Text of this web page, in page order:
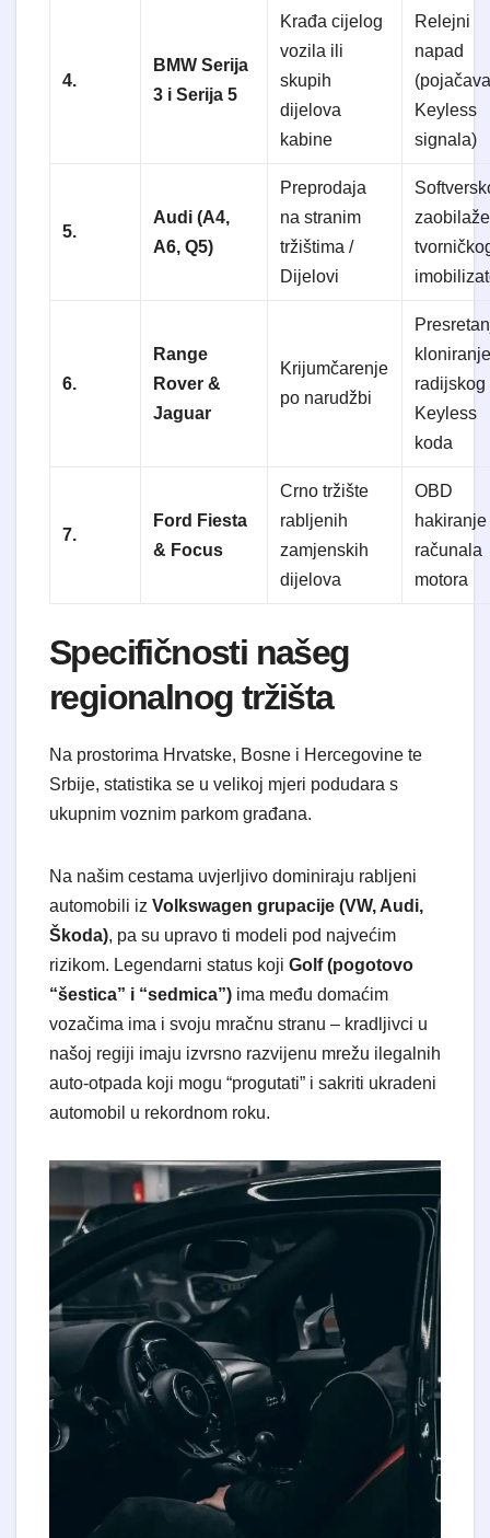
4.
BMW Serija
3 i Serija 5
Krađa cijelog
vozila ili
skupih
dijelova
kabine
Relejni
napad
Keyless
signala)
5.
Audi (A4,
A6, Q5)
Preprodaja
na stranim
tržištima /
Dijelovi
6.
Range
Rover &
Jaguar
Krijumčarenje
po narudžbi
radijskog
Keyless
koda
7.
Ford Fiesta
& Focus
Crno tržište
rabljenih
zamjenskih
dijelova
OBD
hakiranje
računala
motora
Specifičnosti našeg
regionalnog tržišta
Na prostorima Hrvatske, Bosne i Hercegovine te
Srbije, statistika se u velikoj mjeri podudara s
ukupnim voznim parkom građana.
Na našim cestama uvjerljivo dominiraju rabljeni
automobili iz Volkswagen grupacije (VW, Audi,
Škoda), pa su upravo ti modeli pod najvećim
rizikom. Legendarni status koji Golf (pogotovo
“šestica” i “sedmica”) ima među domaćim
vozačima ima i svoju mračnu stranu – kradljivci u
našoj regiji imaju izvrsno razvijenu mrežu ilegalnih
auto-otpada koji mogu “progutati” i sakriti ukradeni
automobil u rekordnom roku.